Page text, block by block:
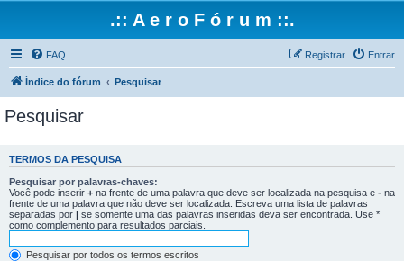
.:: A e r o F ó r u m ::.
FAQ Entrar
Registrar
Índice do fórum Pesquisar
Pesquisar
TERMOS DA PESQUISA
Pesquisar por palavras-chaves:
Você pode inserir + na frente de uma palavra que deve ser localizada na pesquisa e - na
frente de uma palavra que não deve ser localizada. Escreva uma lista de palavras
separadas por | se somente uma das palavras inseridas deva ser encontrada. Use *
como complemento para resultados parciais.
Pesquisar por todos os termos escritos